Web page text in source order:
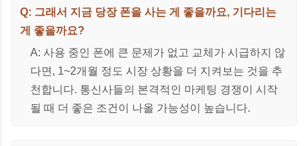
Q: 그래서 지금 당장 폰을 사는 게 좋을까요, 기다리는
게 좋을까요?
A: 사용 중인 폰에 큰 문제가 없고 교체가 시급하지 않
다면, 1~2개월 정도 시장 상황을 더 지켜보는 것을 추
천합니다. 통신사들의 본격적인 마케팅 경쟁이 시작
될 때 더 좋은 조건이 나올 가능성이 높습니다.